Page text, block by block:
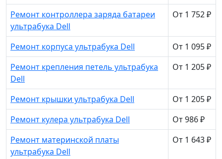
Ремонт контроллера заряда батареи
ультрабука Dell
От 1 752 ₽
Ремонт корпуса ультрабука Dell
От 1 095 ₽
Ремонт крепления петель ультрабука
Dell
От 1 205 ₽
Ремонт крышки ультрабука Dell
От 1 205 ₽
Ремонт кулера ультрабука Dell
От 986 ₽
Ремонт материнской платы
ультрабука Dell
От 1 643 ₽